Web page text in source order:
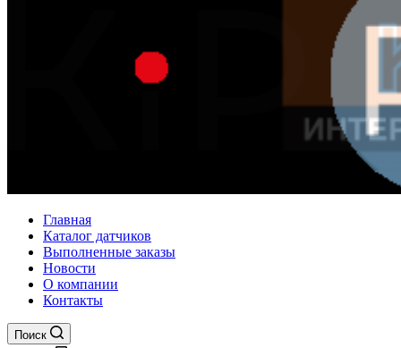
Главная
Каталог датчиков
Выполненные заказы
Новости
О компании
Контакты
Поиск